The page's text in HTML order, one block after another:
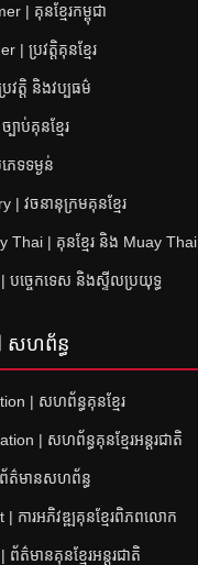
| គុនខ្មែរកម្ពុជា
ប្រវត្តិគុនខ្មែរ
វត្តិ និងវប្បធម៌
ាប់គុនខ្មែរ
េទទម្ងន់
| វចនានុក្រមគុនខ្មែរ
Thai | គុនខ្មែរ និង Muay Thai
បច្ចេកទេស និងស្ទីលប្រយុទ្ធ
សហព័ន្ធ
| សហព័ន្ធគុនខ្មែរ
| សហព័ន្ធគុនខ្មែរអន្តរជាតិ
ត៌មានសហព័ន្ធ
ការអភិវឌ្ឍគុនខ្មែរពិភពលោក
មានគុនខ្មែរអន្តរជាតិ